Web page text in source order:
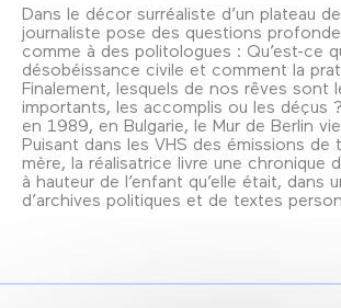
Dans le décor surréaliste d’un plateau
journaliste pose des questions
comme à des politologues : Qu’est-ce
désobéissance civile et comment la
Finalement, lesquels de nos rêves sont
importants, les accomplis ou les déçus
en 1989, en Bulgarie, le Mur de Berlin
Puisant dans les VHS des émissions de
mère, la réalisatrice livre une chronique
à hauteur de l’enfant qu’elle était, dans
d’archives politiques et de textes